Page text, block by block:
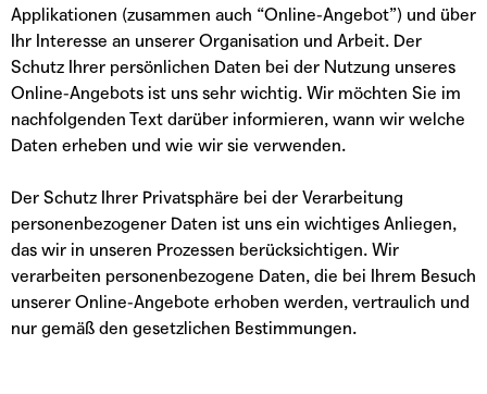
Applikationen (zusammen auch “Online-Angebot”) und über
Ihr Interesse an unserer Organisation und Arbeit. Der
Schutz Ihrer persönlichen Daten bei der Nutzung unseres
Online-Angebots ist uns sehr wichtig. Wir möchten Sie im
nachfolgenden Text darüber informieren, wann wir welche
Daten erheben und wie wir sie verwenden.
Der Schutz Ihrer Privatsphäre bei der Verarbeitung
personenbezogener Daten ist uns ein wichtiges Anliegen,
das wir in unseren Prozessen berücksichtigen. Wir
verarbeiten personenbezogene Daten, die bei Ihrem Besuch
unserer Online-Angebote erhoben werden, vertraulich und
nur gemäß den gesetzlichen Bestimmungen.